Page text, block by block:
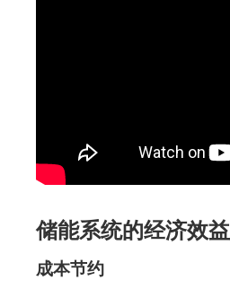
储能系统的经济效益
成本节约